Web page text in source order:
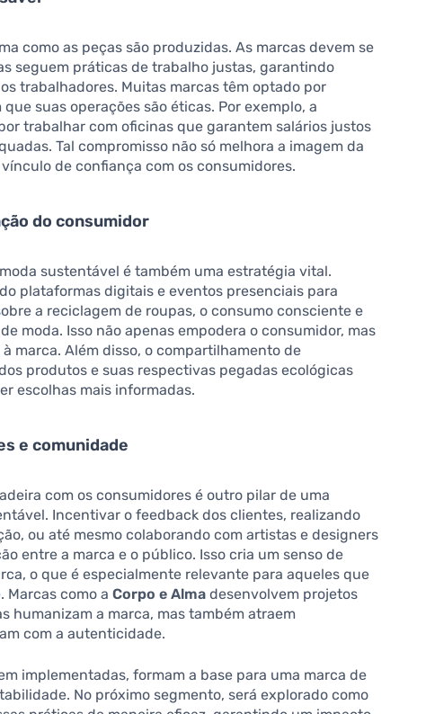
como as peças são produzidas. As marcas devem se
seguem práticas de trabalho justas, garantindo
trabalhadores. Muitas marcas têm optado por
suas operações são éticas. Por exemplo, a
trabalhar com oficinas que garantem salários justos
Tal compromisso não só melhora a imagem da
de confiança com os consumidores.
do consumidor
sustentável é também uma estratégia vital.
plataformas digitais e eventos presenciais para
a reciclagem de roupas, o consumo consciente e
moda. Isso não apenas empodera o consumidor, mas
marca. Além disso, o compartilhamento de
produtos e suas respectivas pegadas ecológicas
escolhas mais informadas.
e comunidade
com os consumidores é outro pilar de uma
Incentivar o feedback dos clientes, realizando
ou até mesmo colaborando com artistas e designers
entre a marca e o público. Isso cria um senso de
o que é especialmente relevante para aqueles que
Marcas como aCorpo e Alma desenvolvem projetos
humanizam a marca, mas também atraem
com a autenticidade.
implementadas, formam a base para uma marca de
No próximo segmento, será explorado como